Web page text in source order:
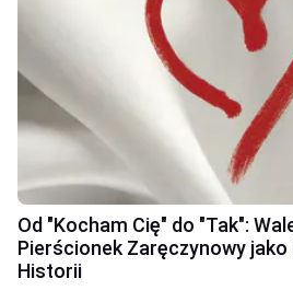
Od "Kocham Cię" do "Tak":
Pierścionek Zaręczynowy
Historii